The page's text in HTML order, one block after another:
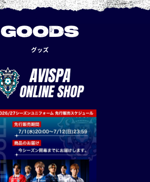
GOODS
グッズ